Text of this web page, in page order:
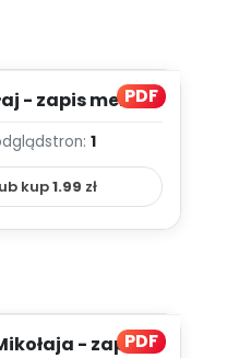
PDF
- zapis melodii
stron: 1
kup1.99 zł
PDF
- zapis